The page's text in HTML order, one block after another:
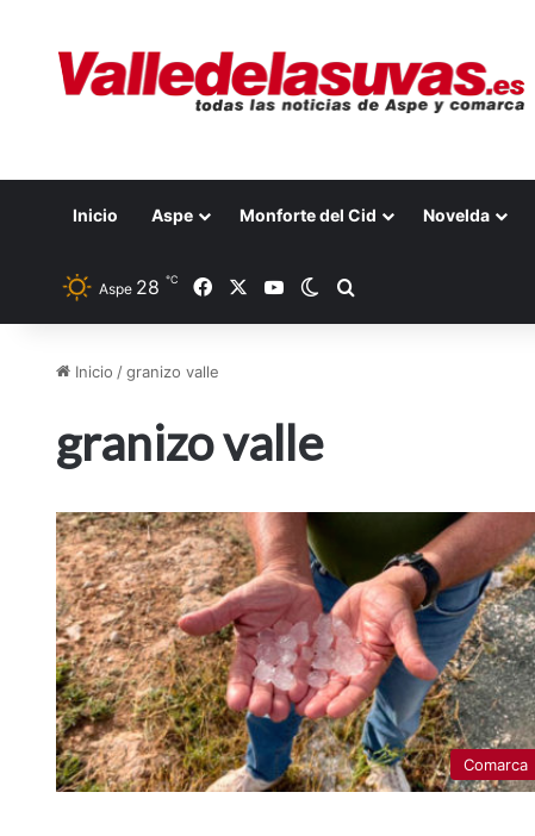
Inicio Aspe Monforte del Cid Novelda
Aspe 28 ℃ FacebookYouTubeSwitch skin
Inicio /granizo valle
granizo valle
Comarca